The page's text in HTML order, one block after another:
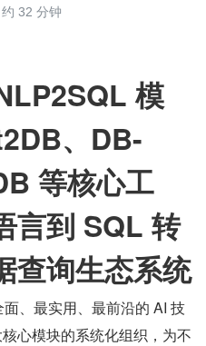
32 分钟
模
、DB-
等核心工
言到 SQL 转
查询生态系统
、最实用、最前沿的 AI 技
心模块的系统化组织，为不